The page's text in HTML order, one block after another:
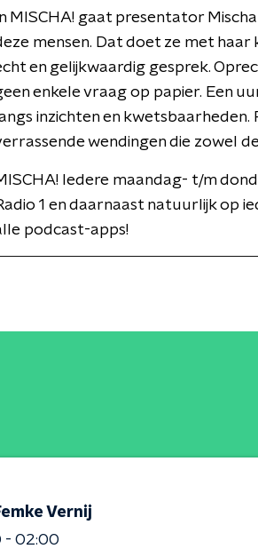
In MISCHA! gaat presentator
mensen. Dat doet ze met haar
en gelijkwaardig gesprek.
enkele vraag op papier. Een
inzichten en
wendingen die zowel
Iedere maandag- t/m
1 en daarnaast natuurlijk op
podcast-apps!
Vernij
- 02:00